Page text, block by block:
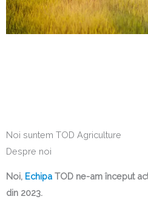
Noi suntem TOD Agriculture
Despre noi
Noi, Echipa TOD ne-am început
din 2023.